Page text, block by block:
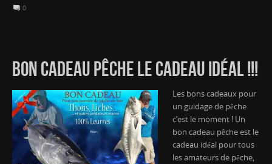
0
BON CADEAU PÊCHE LE CADEAU IDÉAL !!!
Les bons cadeaux pour
un guidage de pêche
c’est le moment ! Un
bon cadeau pêche est le
cadeau idéal pour tous
les amateurs de pêche,